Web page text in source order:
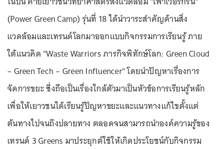
(Power Green Camp) รุ่นที่ 18 ได้นำวาระสำคัญด้านสิ่ง
แวดล้อมและเทรนด์โลกมาออกแบบกิจกรรมการเรียนรู้ ภาย
ใต้แนวคิด "Waste Warriors ภารกิจพิทักษ์โลก: Green Cloud
– Green Tech – Green Influencer" โดยนำปัญหาเรื่องการ
จัดการขยะ ซึ่งถือเป็นเรื่องใกล้ตัวมาเป็นหัวข้อการเรียนรู้หลัก
เพื่อให้เยาวชนได้เรียนรู้ปัญหาขยะและแนวทางแก้ไขตั้งแต่
ต้นทางไปจนถึงปลายทาง ตลอดจนสามารถนำองค์ความรู้ของ
เทรนด์ 3 Greens มาประยุกต์ใช้ให้เกิดประโยชน์กับกิจกรรม